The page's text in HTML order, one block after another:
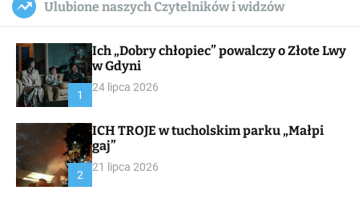
c
a
a
s
W
i
e
l
c
Ulubione naszych Czytelników i widzów
1
Ich „Dobry chłopiec” powalczy o Złote Lwy
w Gdyni
24 lipca 2026
2
ICH TROJE w tucholskim parku „Małpi
gaj”
21 lipca 2026